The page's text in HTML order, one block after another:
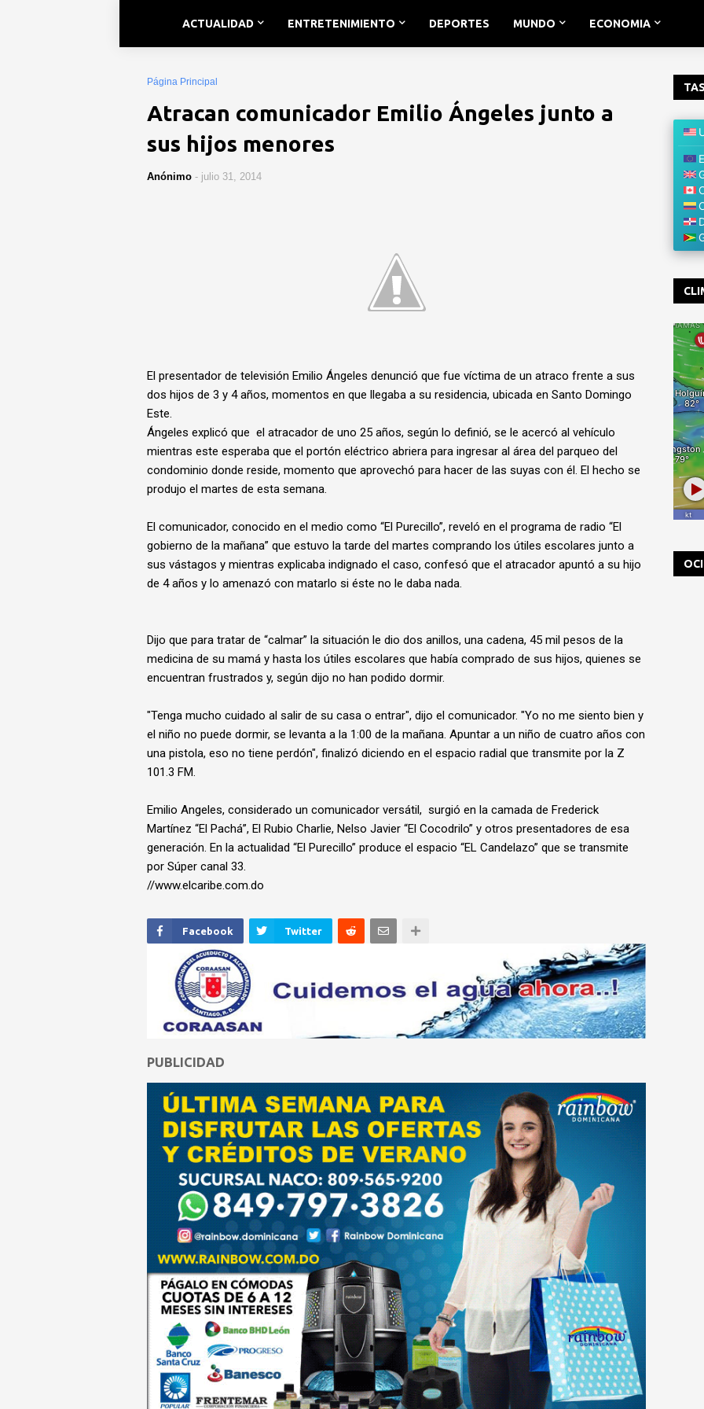
ACTUALIDAD ENTRETENIMIENTO DEPORTES MUNDO ECONOMIA
Página Principal
Atracan comunicador Emilio Ángeles junto a
sus hijos menores
Anónimo - julio 31, 2014
El presentador de televisión Emilio Ángeles denunció que fue víctima de un atraco frente a sus
dos hijos de 3 y 4 años, momentos en que llegaba a su residencia, ubicada en Santo Domingo
Este.
Ángeles explicó que el atracador de uno 25 años, según lo definió, se le acercó al vehículo
mientras este esperaba que el portón eléctrico abriera para ingresar al área del parqueo del
condominio donde reside, momento que aprovechó para hacer de las suyas con él. El hecho se
produjo el martes de esta semana.
El comunicador, conocido en el medio como “El Purecillo”, reveló en el programa de radio “El
gobierno de la mañana” que estuvo la tarde del martes comprando los útiles escolares junto a
sus vástagos y mientras explicaba indignado el caso, confesó que el atracador apuntó a su hijo
de 4 años y lo amenazó con matarlo si éste no le daba nada.
Dijo que para tratar de “calmar” la situación le dio dos anillos, una cadena, 45 mil pesos de la
medicina de su mamá y hasta los útiles escolares que había comprado de sus hijos, quienes se
encuentran frustrados y, según dijo no han podido dormir.
"Tenga mucho cuidado al salir de su casa o entrar", dijo el comunicador. "Yo no me siento bien y
el niño no puede dormir, se levanta a la 1:00 de la mañana. Apuntar a un niño de cuatro años con
una pistola, eso no tiene perdón", finalizó diciendo en el espacio radial que transmite por la Z
101.3 FM.
Emilio Angeles, considerado un comunicador versátil, surgió en la camada de Frederick
Martínez “El Pachá”, El Rubio Charlie, Nelso Javier “El Cocodrilo” y otros presentadores de esa
generación. En la actualidad “El Purecillo” produce el espacio “EL Candelazo” que se transmite
por Súper canal 33.
//www.elcaribe.com.do
Facebook Twitter
PUBLICIDAD